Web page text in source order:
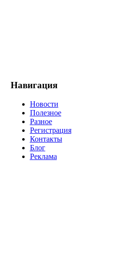
Навигация
Новости
Полезное
Разное
Регистрация
Контакты
Блог
Реклама